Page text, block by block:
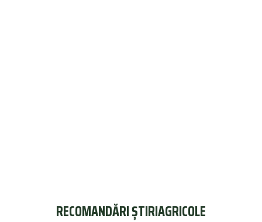
RECOMANDĂRI ȘTIRIAGRICOLE